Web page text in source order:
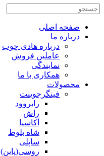
صفحه اصلی
درباره ما
درباره هادی چوب
عاملین فروش
نمایندگی
همکاری با ما
محصولات
فینگرجوینت
رابروود
راش
آکاسیا
شاه بلوط
ساپلی
روسی(پاین)